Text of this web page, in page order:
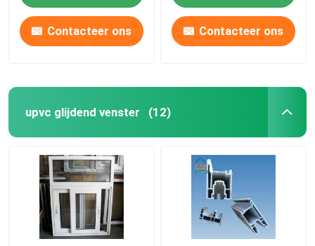
Contacteer ons Contacteer ons
upvc glijdend venster (12)